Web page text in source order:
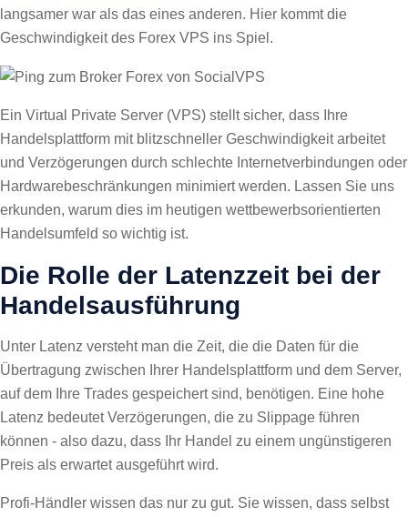
langsamer war als das eines anderen. Hier kommt die
Geschwindigkeit des Forex VPS ins Spiel.
Ein Virtual Private Server (VPS) stellt sicher, dass Ihre
Handelsplattform mit blitzschneller Geschwindigkeit arbeitet
und Verzögerungen durch schlechte Internetverbindungen oder
Hardwarebeschränkungen minimiert werden. Lassen Sie uns
erkunden, warum dies im heutigen wettbewerbsorientierten
Handelsumfeld so wichtig ist.
Die Rolle der Latenzzeit bei der
Handelsausführung
Unter Latenz versteht man die Zeit, die die Daten für die
Übertragung zwischen Ihrer Handelsplattform und dem Server,
auf dem Ihre Trades gespeichert sind, benötigen. Eine hohe
Latenz bedeutet Verzögerungen, die zu Slippage führen
können - also dazu, dass Ihr Handel zu einem ungünstigeren
Preis als erwartet ausgeführt wird.
Profi-Händler wissen das nur zu gut. Sie wissen, dass selbst